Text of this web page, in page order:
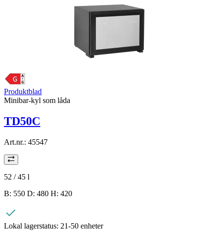
Produktblad
Minibar-kyl som låda
TD50C
Art.nr.: 45547
52 / 45 l
B: 550 D: 480 H: 420
Lokal lagerstatus: 21-50 enheter